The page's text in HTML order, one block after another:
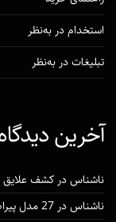
استخدام در به‌نظر
تبلیغات در به‌نظر
آخرین
ناشناسدر کشف علایق
ناشناسدر 27 مدل پیراهن عروسکی دخترانه شیک برای نوجوانان